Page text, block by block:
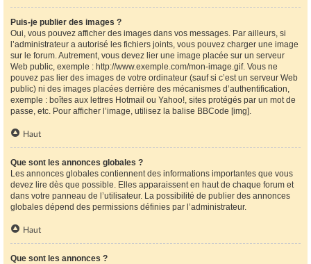
Puis-je publier des images ?
Oui, vous pouvez afficher des images dans vos messages. Par ailleurs, si
l’administrateur a autorisé les fichiers joints, vous pouvez charger une image
sur le forum. Autrement, vous devez lier une image placée sur un serveur
Web public, exemple : http://www.exemple.com/mon-image.gif. Vous ne
pouvez pas lier des images de votre ordinateur (sauf si c’est un serveur Web
public) ni des images placées derrière des mécanismes d’authentification,
exemple : boîtes aux lettres Hotmail ou Yahoo!, sites protégés par un mot de
passe, etc. Pour afficher l’image, utilisez la balise BBCode [img].
Haut
Que sont les annonces globales ?
Les annonces globales contiennent des informations importantes que vous
devez lire dès que possible. Elles apparaissent en haut de chaque forum et
dans votre panneau de l’utilisateur. La possibilité de publier des annonces
globales dépend des permissions définies par l’administrateur.
Haut
Que sont les annonces ?